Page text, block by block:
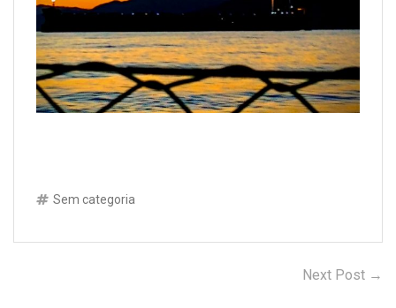
Sem categoria
Next Post →